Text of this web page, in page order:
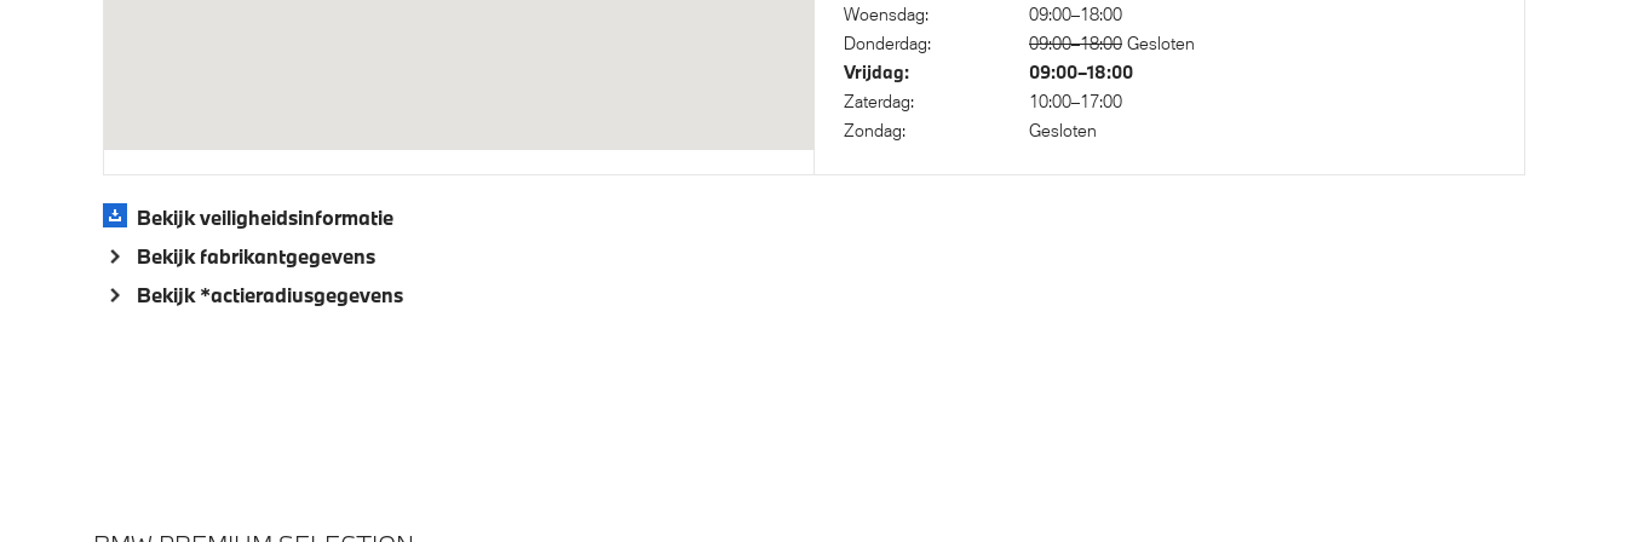
Veiligheid
Woensdag:
09:00–18:00
Donderdag:
09:00–18:00 Gesloten
Vrijdag: 09:00–18:00
Zaterdag:
10:00–17:00
Zondag:
Gesloten
Bekijk veiligheidsinformatie
Bekijk fabrikantgegevens
Bekijk *actieradiusgegevens